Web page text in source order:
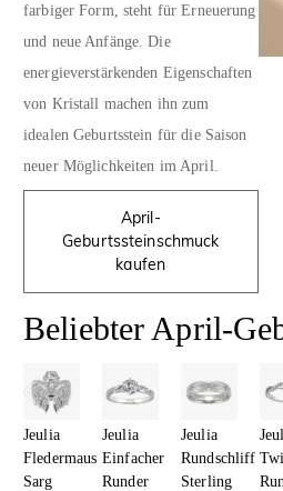
farbiger Form, steht für Erneuerung
und neue Anfänge. Die
energieverstärkenden Eigenschaften
von Kristall machen ihn zum
idealen Geburtsstein für die Saison
neuer Möglichkeiten im April.
April-
Geburtssteinschmuck
kaufen
Beliebter April-
Jeulia
Fledermaus
Sarg
Jeulia
Einfacher
Runder
Jeulia
Rundschliff
Sterling